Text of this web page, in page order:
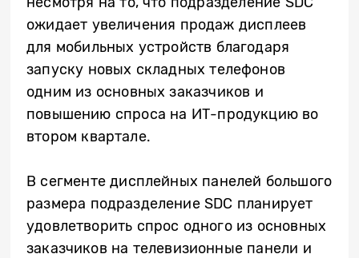
ожидает увеличения продаж дисплеев
для мобильных устройств благодаря
запуску новых складных телефонов
одним из основных заказчиков и
повышению спроса на ИТ-продукцию во
втором квартале.
В сегменте дисплейных панелей большого
размера подразделение SDC планирует
удовлетворить спрос одного из основных
заказчиков на телевизионные панели и